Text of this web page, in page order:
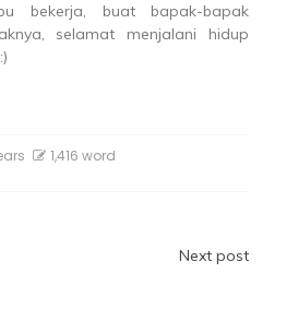
bekerja, buat bapak-bapak
selamat menjalani hidup
1,416 word
Next post